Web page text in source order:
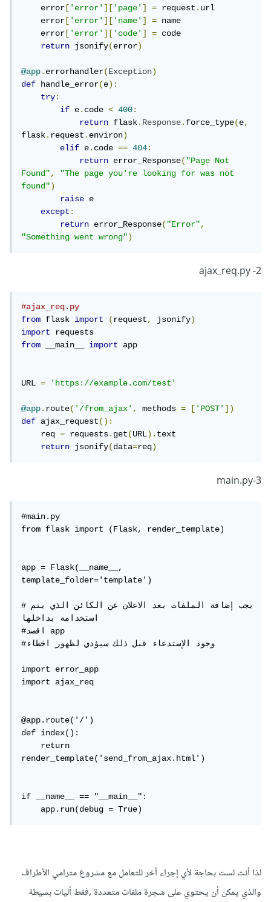
    error
['error']['page'] = request.url
    error
['error']['name'] = name
    error
['error']['code'] = code
return jsonify(error)
@app.errorhandler(Exception)
def handle_error(e):
try:
if e.code < 400:
return flask.Response.force_type(e,
flask.request.environ)
elif e.code == 404:
return error_Response("Page Not
Found",
"The page you're looking for was not
found")
raise e
except:
return error_Response("Error",
"Something went wrong")
2- ajax_req.py
#ajax_req.py
from flask import (request, jsonify)
import
from
__main__ import app
URL = 'https://example.com/test'
@app.route('/from_ajax', methods = ['POST'])
def ajax_request():
    req
= requests.get(URL).text
return jsonify(data=req)
3-main.py
#main.py
from flask import (Flask, render_template)
app = Flask(__name__,
template_folder='template')
#يجب إضافة الملفات بعد الاعلان عن الكائن الذي يتم
استخدامه بداخلها
#اقصد app
#وجود الإستدعاء قبل ذلك سيؤدي لظهور اخطاء
import error_app
import ajax_req
@app.route('/')
def index():
    return
render_template('send_from_ajax.html')
if __name__ == "__main__":
    app.run(debug = True)
لذا أنت لست بحاجة لأي إجراء أخر للتعامل مع مشروع مترامي الأطراف
والذي يمكن أن يحتوي على شجرة ملفات متعددة ,فقط أليات بسيطة